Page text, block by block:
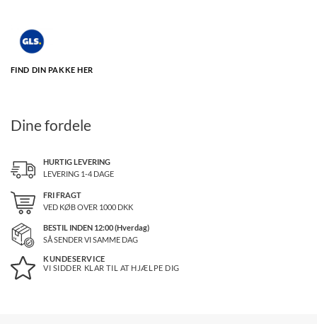
FIND DIN PAKKE HER
Dine fordele
HURTIG LEVERING
LEVERING 1-4 DAGE
FRI FRAGT
VED KØB OVER 1000DKK
BESTIL INDEN 12:00 (Hverdag)
SÅ SENDER VI SAMME DAG
KUNDESERVICE
VI SIDDER KLAR TIL AT HJÆLPE DIG